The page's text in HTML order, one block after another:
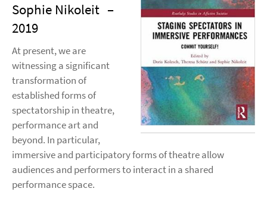
Sophie Nikoleit –
2019
At present, we are
witnessing a significant
transformation of
established forms of
spectatorship in theatre,
performance art and
beyond. In particular,
immersive and participatory forms of theatre allow
audiences and performers to interact in a shared
performance space.